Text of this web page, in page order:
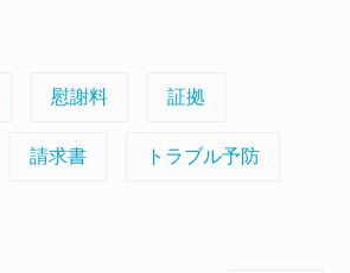
慰謝料 証拠
請求書 トラブル予防